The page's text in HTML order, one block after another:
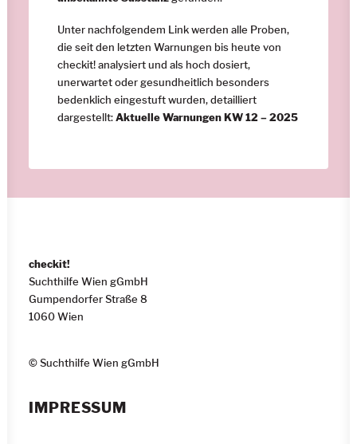
Unter nachfolgendem Link werden alle Proben,
die seit den letzten Warnungen bis heute von
checkit! analysiert und als hoch dosiert,
unerwartet oder gesundheitlich besonders
bedenklich eingestuft wurden, detailliert
dargestellt:Aktuelle Warnungen KW 12 – 2025
checkit!
Suchthilfe Wien gGmbH
Gumpendorfer Straße 8
1060 Wien
© Suchthilfe Wien gGmbH
IMPRESSUM